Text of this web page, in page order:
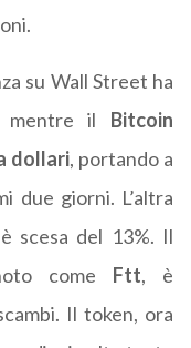
su Wall Street ha
mentre il Bitcoin
dollari, portando a
due giorni. L’altra
scesa del 13%. Il
come Ftt, è
Il token, ora